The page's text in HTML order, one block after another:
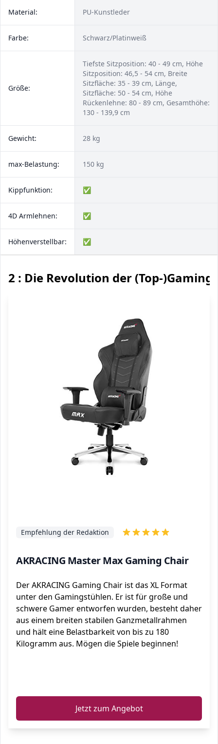
Material: PU-Kunstleder
Farbe: Schwarz/Platinweiß
Größe:
Tiefste Sitzposition: 40 - 49 cm, Höhe
Sitzposition: 46,5 - 54 cm, Breite
Sitzfläche: 35 - 39 cm, Länge,
Sitzfläche: 50 - 54 cm, Höhe
Rückenlehne: 80 - 89 cm, Gesamthöhe:
130 - 139,9 cm
Gewicht: 28 kg
max-Belastung: 150 kg
Kippfunktion: ✅
4D Armlehnen: ✅
Höhenverstellbar: ✅
2 : Die Revolution der (Top-
AKRACING Master Max Gaming Chair
Empfehlung der Redaktion
Der AKRACING Gaming Chair ist das XL Format
unter den Gamingstühlen. Er ist für große und
schwere Gamer entworfen wurden, besteht daher
aus einem breiten stabilen Ganzmetallrahmen
und hält eine Belastbarkeit von bis zu 180
Kilogramm aus. Mögen die Spiele beginnen!
Jetzt zum Angebot